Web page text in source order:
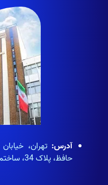
آدرس: تهران،
حافظ، پلاک 34، ساختمان سپاهان همراه